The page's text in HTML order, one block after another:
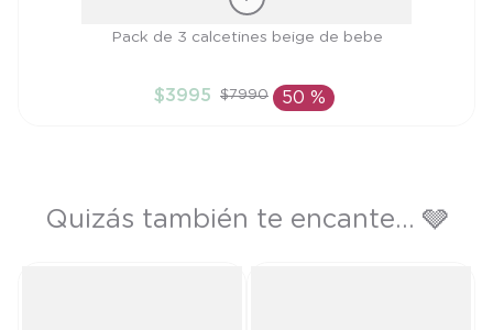
AÑADIR AL CARRITO
Pack de 3 calcetines beige de bebe
$3995 $7990 50 %
Quizás también te encante... 🩶